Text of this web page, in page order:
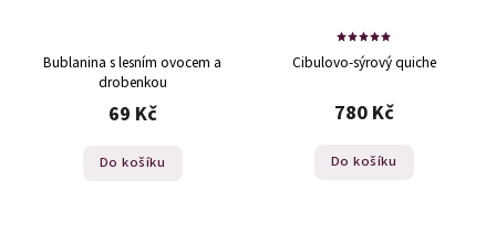
Bublanina s lesním ovocem a
drobenkou
69 Kč
Do košíku
Cibulovo-sýrový quiche
780 Kč
Do košíku